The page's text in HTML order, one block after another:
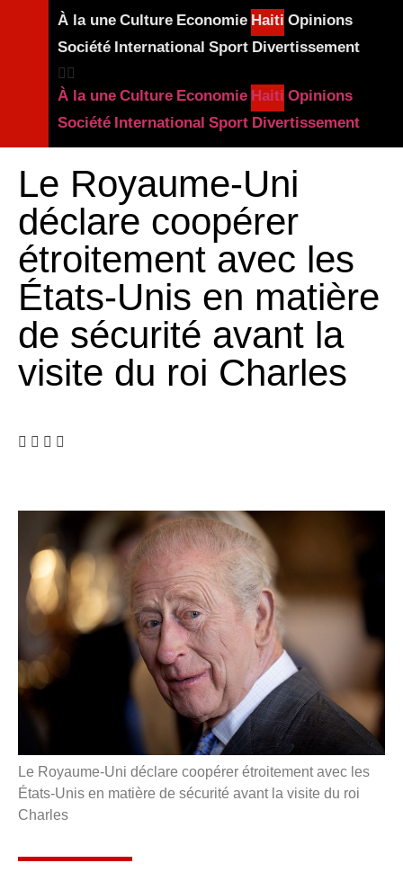
À la une Culture Economie Haiti Opinions
Société International Sport Divertissement
À la une Culture Economie Haiti Opinions
Société International Sport Divertissement
Le Royaume-Uni
déclare coopérer
étroitement avec les
États-Unis en matière
de sécurité avant la
visite du roi Charles
Le Royaume-Uni déclare coopérer étroitement avec les
États-Unis en matière de sécurité avant la visite du roi
Charles